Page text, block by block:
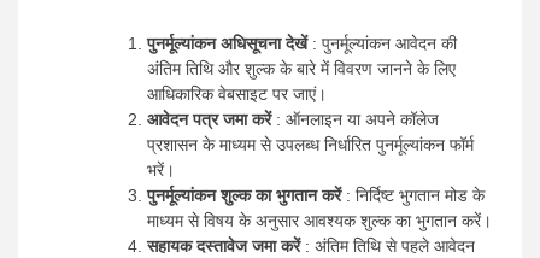
पुनर्मूल्यांकन अधिसूचना देखें: पुनर्मूल्यांकन आवेदन की
अंतिम तिथि और शुल्क के बारे में विवरण जानने के लिए
आधिकारिक वेबसाइट पर जाएं।
आवेदन पत्र जमा करें: ऑनलाइन या अपने कॉलेज
प्रशासन के माध्यम से उपलब्ध निर्धारित पुनर्मूल्यांकन फॉर्म
भरें।
पुनर्मूल्यांकन शुल्क का भुगतान करें: निर्दिष्ट भुगतान मोड के
माध्यम से विषय के अनुसार आवश्यक शुल्क का भुगतान करें।
सहायक दस्तावेज जमा करें: अंतिम तिथि से पहले आवेदन